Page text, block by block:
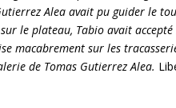
Alea avait pu guider le
le plateau, Tabio avait
macabrement sur les
de Tomas Gutierrez Alea.